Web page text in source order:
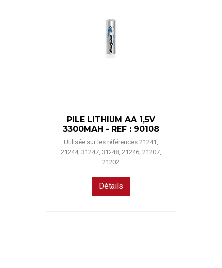
PILE LITHIUM AA 1,5V
3300MAH - REF : 90108
Utilisée sur les références 21241,
21244, 31247, 31248, 21246, 21207,
21202
Détails